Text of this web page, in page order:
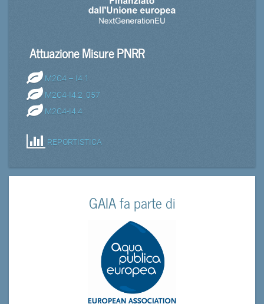
Attuazione Misure PNRR
M2C4 – I4.1
M2C4-I4.2_057
M2C4-I4.4
REPORTISTICA
GAIA fa parte di